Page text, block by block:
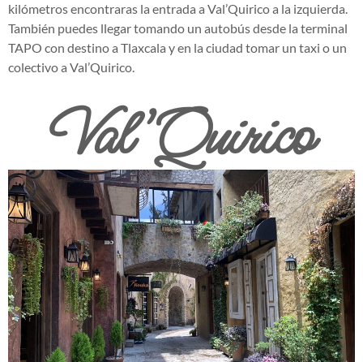
kilómetros encontraras la entrada a Val’Quirico a la izquierda.
También puedes llegar tomando un autobús desde la terminal
TAPO con destino a Tlaxcala y en la ciudad tomar un taxi o un
colectivo a Val’Quirico.
Val’Quirico